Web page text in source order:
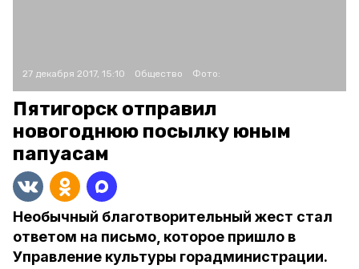
27 декабря 2017, 15:10 Общество Фото:
Пятигорск отправил
новогоднюю посылку юным
папуасам
Необычный благотворительный жест стал
ответом на письмо, которое пришло в
Управление культуры горадминистрации.